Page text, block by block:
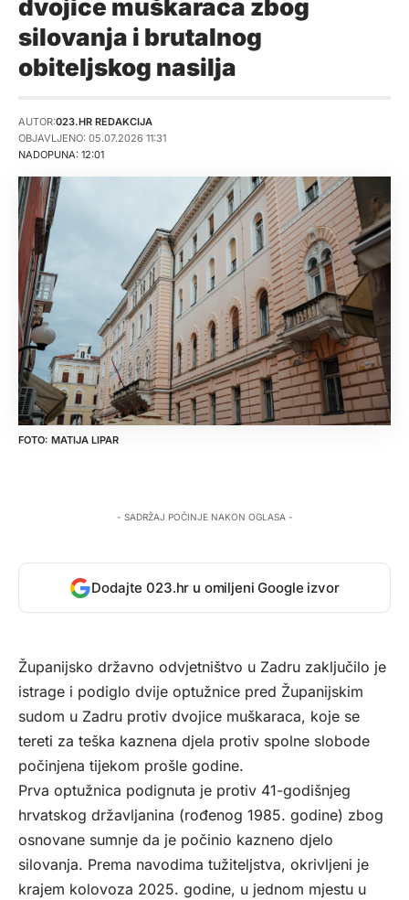
dvojice muškaraca zbog
silovanja i brutalnog
obiteljskog nasilja
NADOPUNA: 12:01
AUTOR:023.HR REDAKCIJA
OBJAVLJENO: 05.07.2026 11:31
MATIJA LIPAR
- SADRŽAJ POČINJE NAKON OGLASA -
Dodajte 023.hr u omiljeni Google izvor
Županijsko državno odvjetništvo u Zadru zaključilo je
istrage i podiglo dvije optužnice pred Županijskim
sudom u Zadru protiv dvojice muškaraca, koje se
tereti za teška kaznena djela protiv spolne slobode
počinjena tijekom prošle godine.
Prva optužnica podignuta je protiv 41-godišnjeg
hrvatskog državljanina (rođenog 1985. godine) zbog
osnovane sumnje da je počinio kazneno djelo
silovanja. Prema navodima tužiteljstva, okrivljeni je
krajem kolovoza 2025. godine, u jednom mjestu u